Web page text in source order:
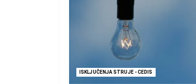
ISKLJUČENJA STRUJE - CEDIS